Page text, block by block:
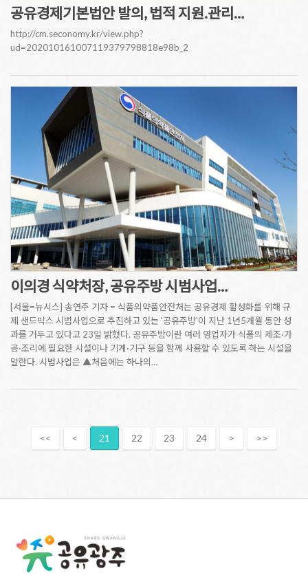
공유경제기본법안 발의, 법적 지원.관리…
http://cm.seconomy.kr/view.php?
ud=202010161007119379798818e98b_2
이의경 식약처장, 공유주방 시범사업…
[서울=뉴시스] 송연주 기자 = 식품의약품안전처는 공유경제 활성화를 위해 규
제 샌드박스 시범사업으로 추진하고 있는 ‘공유주방’이 지난 1년5개월 동안 성
과를 거두고 있다고 23일 밝혔다. 공유주방이란 여러 영업자가 식품의 제조·가
공·조리에 필요한 시설이나 기계·기구 등을 함께 사용할 수 있도록 하는 시설을
말한다. 시범사업은 ▲처음에는 하나의…
<< < 21 22 23 24 > >>